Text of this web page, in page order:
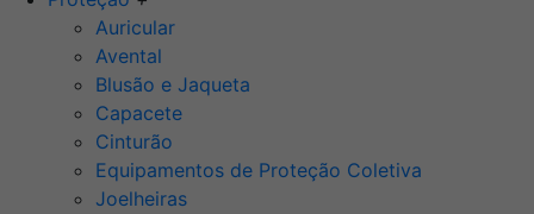
Auricular
Avental
Blusão e Jaqueta
Capacete
Cinturão
Equipamentos de Proteção Coletiva
Joelheiras